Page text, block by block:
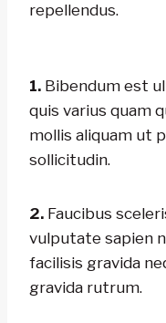
repellendus.
1. Bibendum est
quis varius quam
mollis aliquam ut
sollicitudin.
2. Faucibus
vulputate sapien
facilisis gravida
gravida rutrum.